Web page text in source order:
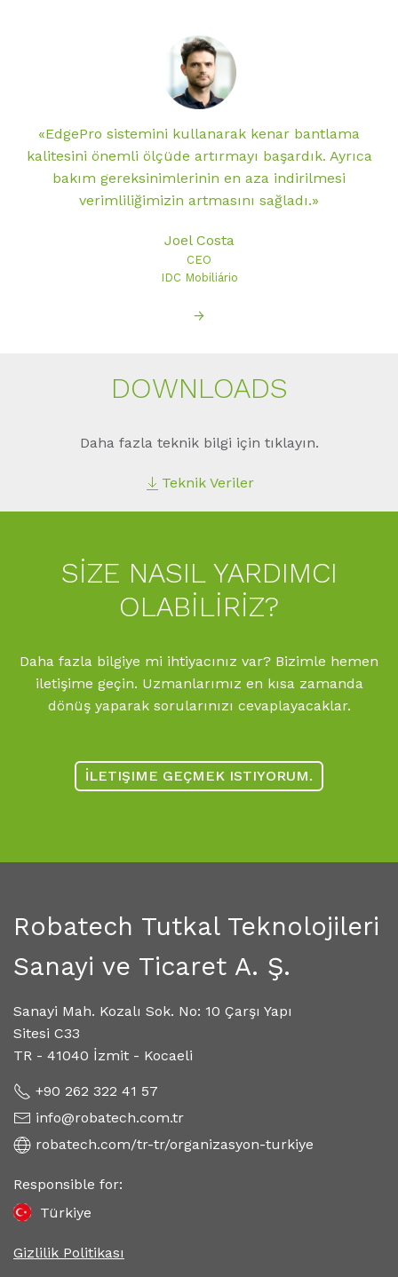
«EdgePro sistemini kullanarak kenar bantlama
kalitesini önemli ölçüde artırmayı başardık. Ayrıca
bakım gereksinimlerinin en aza indirilmesi
verimliliğimizin artmasını sağladı.»
Joel Costa
CEO
IDC Mobiliário
→
DOWNLOADS
Daha fazla teknik bilgi için tıklayın.
Teknik Veriler
SIZE NASIL YARDIMCI
OLABILIRIZ?
Daha fazla bilgiye mi ihtiyacınız var? Bizimle hemen
iletişime geçin. Uzmanlarımız en kısa zamanda
dönüş yaparak sorularınızı cevaplayacaklar.
İLETIŞIME GEÇMEK ISTIYORUM.
Robatech Tutkal Teknolojileri
Sanayi ve Ticaret A. Ş.
Sanayi Mah. Kozalı Sok. No: 10 Çarşı Yapı
Sitesi C33
TR - 41040 İzmit - Kocaeli
+90 262 322 41 57
info@robatech.com.tr
robatech.com/tr-tr/organizasyon-turkiye
Responsible for:
Türkiye
Gizlilik Politikası